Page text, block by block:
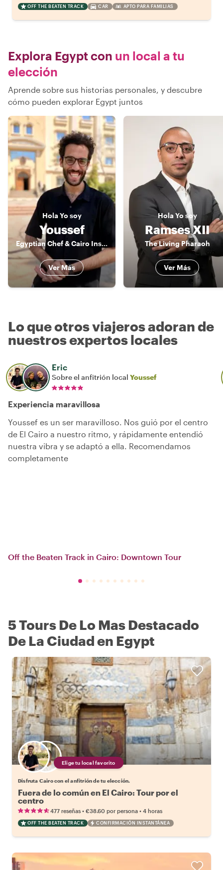
OFF THE BEATEN TRACK CAR APTO PARA FAMILIAS
Explora Egypt con un local a tu
elección
Aprende sobre sus historias personales, y descubre
cómo pueden explorar Egypt juntos
Hola Yo soy
Youssef
Egyptian Chef & Cairo Insider
Ver Más
Hola Yo soy
Ramses XII
The Living Pharaoh
Ver Más
Lo que otros viajeros adoran de
nuestros expertos locales
Eric
Sobre el anfitrión local Youssef
Experiencia maravillosa
Youssef es un ser maravilloso. Nos guió por el centro
de El Cairo a nuestro ritmo, y rápidamente entendió
nuestra vibra y se adaptó a ella. Recomendamos
completamente
Off the Beaten Track in Cairo: Downtown Tour
5 Tours De Lo Mas Destacado
De La Ciudad en Egypt
Elige tu local favorito
Disfruta Cairo con el anfitrión de tu elección.
Fuera de lo común en El Cairo: Tour por el
centro
477 reseñas • €38.60 por persona • 4 horas
OFF THE BEATEN TRACK CONFIRMACIÓN INSTANTÁNEA